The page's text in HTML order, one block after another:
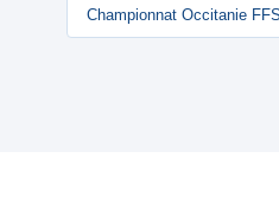
Championnat Occitanie